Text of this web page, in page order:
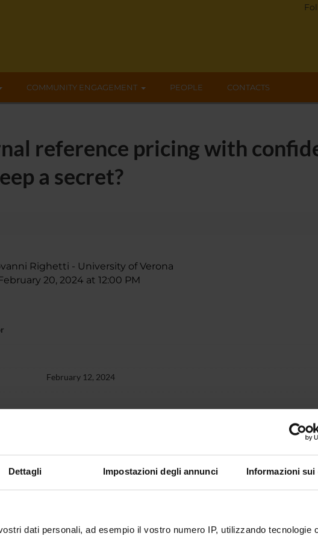
Dettagli Impostazioni degli annunci Informazioni sui
dati personali, ad esempio il vostro numero IP, utilizzando tecnologie
COMMUNITY ENGAGEMENT PEOPLE CONTACTS
reference pricing with
a secret?
Righetti - University of Verona
20, 2024 at 12:00 PM
February 12, 2024